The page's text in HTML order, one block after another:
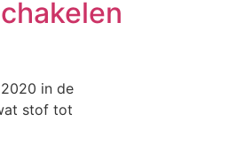
in de
stof tot